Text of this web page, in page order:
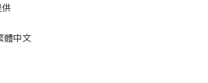
體中文